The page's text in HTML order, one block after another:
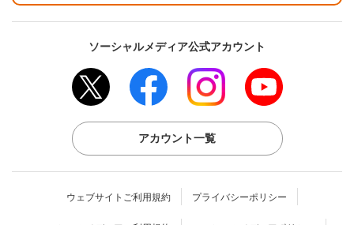
ソーシャルメディア公式アカウント
アカウント一覧
ウェブサイトご利用規約 プライバシーポリシー